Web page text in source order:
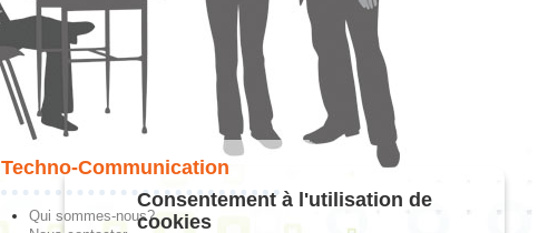
Techno-Communication
Qui sommes-nous?
Consentement à l'utilisation de
cookies